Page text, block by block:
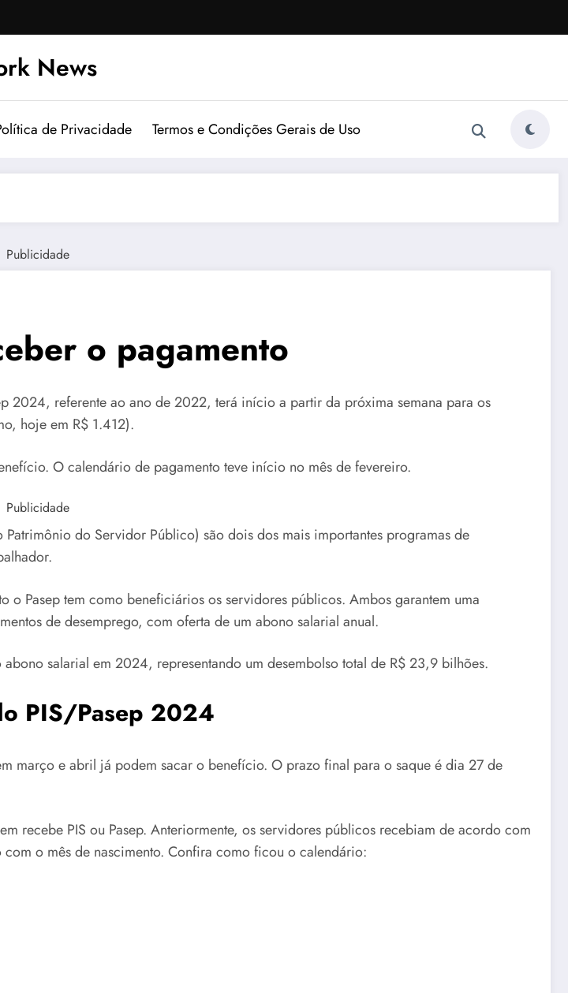
News
de Privacidade Termos e Condições Gerais de Uso
Publicidade
o pagamento
2024, referente ao ano de 2022, terá início a partir da próxima semana para os
hoje em R$ 1.412).
O calendário de pagamento teve início no mês de fevereiro.
Publicidade
do Servidor Público) são dois dos mais importantes programas de
Pasep tem como beneficiários os servidores públicos. Ambos garantem uma
de desemprego, com oferta de um abono salarial anual.
salarial em 2024, representando um desembolso total de R$ 23,9 bilhões.
PIS/Pasep 2024
março e abril já podem sacar o benefício. O prazo final para o saque é dia 27 de
recebe PIS ou Pasep. Anteriormente, os servidores públicos recebiam de acordo com
o mês de nascimento. Confira como ficou o calendário: